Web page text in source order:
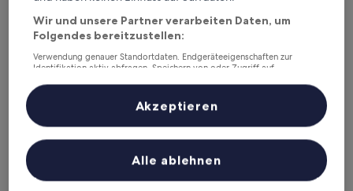
Wunderbar,
(734
Bewertungen)
107 €
4. Sept.–5. Sept.
Brit Hotel Essentiel Arverne Clermont Sud
Wir und unsere Partner verarbeiten Daten, um
Folgendes bereitzustellen:
Verwendung genauer Standortdaten. Endgeräteeigenschaften zur
Identifikation aktiv abfragen. Speichern von oder Zugriff auf
Inhalte, Messung von Werbeleistung und der Performance von Inhalten,
Zielgruppenforschung sowie Entwicklung und Verbesserung von
Liste der Partner (Lieferanten)
Alle ablehnen
Akzeptieren